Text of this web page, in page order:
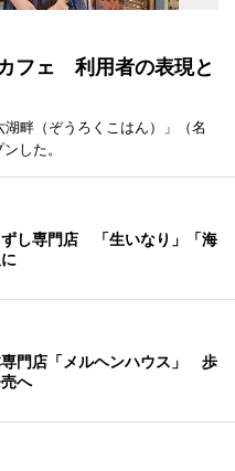
フェ 利用者の表現と
畔（ぞうろくこはん）」（名
した。
し専門店 「生いなり」「海
専門店「メルヘンハウス」 歩
へ